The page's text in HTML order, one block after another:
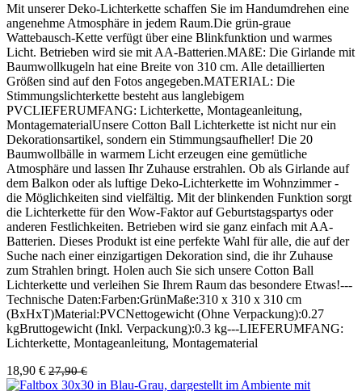
Mit unserer Deko-Lichterkette schaffen Sie im Handumdrehen eine
angenehme Atmosphäre in jedem Raum.Die grün-graue
Wattebausch-Kette verfügt über eine Blinkfunktion und warmes
Licht. Betrieben wird sie mit AA-Batterien.MAßE: Die Girlande mit
Baumwollkugeln hat eine Breite von 310 cm. Alle detaillierten
Größen sind auf den Fotos angegeben.MATERIAL: Die
Stimmungslichterkette besteht aus langlebigem
PVCLIEFERUMFANG: Lichterkette, Montageanleitung,
MontagematerialUnsere Cotton Ball Lichterkette ist nicht nur ein
Dekorationsartikel, sondern ein Stimmungsaufheller! Die 20
Baumwollbälle in warmem Licht erzeugen eine gemütliche
Atmosphäre und lassen Ihr Zuhause erstrahlen. Ob als Girlande auf
dem Balkon oder als luftige Deko-Lichterkette im Wohnzimmer -
die Möglichkeiten sind vielfältig. Mit der blinkenden Funktion sorgt
die Lichterkette für den Wow-Faktor auf Geburtstagspartys oder
anderen Festlichkeiten. Betrieben wird sie ganz einfach mit AA-
Batterien. Dieses Produkt ist eine perfekte Wahl für alle, die auf der
Suche nach einer einzigartigen Dekoration sind, die ihr Zuhause
zum Strahlen bringt. Holen auch Sie sich unsere Cotton Ball
Lichterkette und verleihen Sie Ihrem Raum das besondere Etwas!---
Technische Daten:Farben:GrünMaße:310 x 310 x 310 cm
(BxHxT)Material:PVCNettogewicht (Ohne Verpackung):0.27
kgBruttogewicht (Inkl. Verpackung):0.3 kg---LIEFERUMFANG:
Lichterkette, Montageanleitung, Montagematerial
18,90 € 27,90 €